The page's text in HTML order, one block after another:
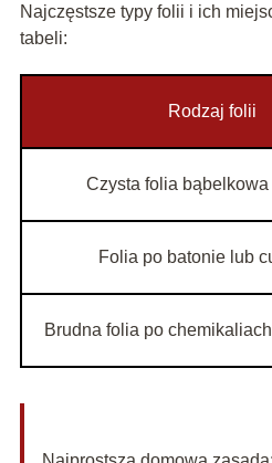
Najczęstsze typy folii i ich
tabeli:
Rodzaj folii
Czysta folia bąbelkowa
Folia po batonie lub
Brudna folia po